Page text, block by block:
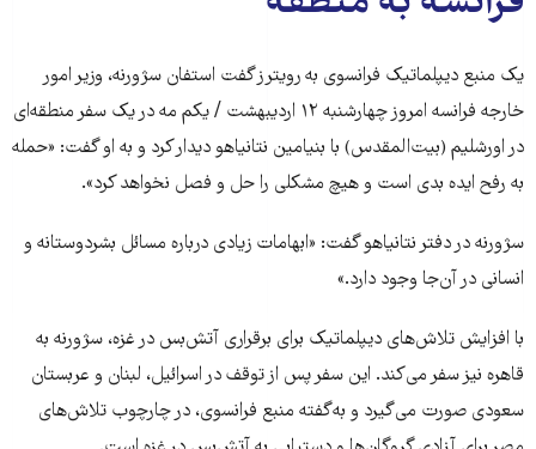
یک منبع دیپلماتیک فرانسوی به رویترز گفت استفان سژورنه، وزیر امور
خارجه فرانسه امروز چهارشنبه ۱۲ اردیبهشت / یکم مه در یک سفر منطقه‌ای
در اورشلیم (بیت‌المقدس) با بنیامین نتانیاهو دیدار کرد و به او گفت: «حمله
به رفح ایده بدی است و هیچ مشکلی را حل و فصل نخواهد کرد».
سژورنه در دفتر نتانیاهو گفت: «ابهامات زیادی درباره مسائل بشردوستانه و
انسانی در آن‌جا وجود دارد.»
با افزایش تلاش‌های دیپلماتیک برای برقراری آتش‌بس در غزه، سژورنه به
قاهره نیز سفر می‌کند. این سفر پس از توقف در اسرائیل، لبنان و عربستان
سعودی صورت می‌گیرد و به‌گفته منبع فرانسوی، در چارچوب تلاش‌های